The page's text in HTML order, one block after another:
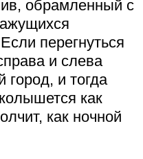
обрамленный с
перегнуться
и слева
город, и тогда
как
как ночной